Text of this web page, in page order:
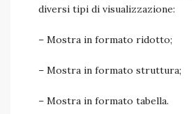
diversi tipi di visualizzazione:
– Mostra in formato ridotto;
– Mostra in formato struttura;
– Mostra in formato tabella.